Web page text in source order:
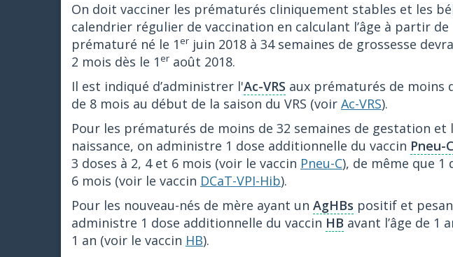
On doit vacciner les prématurés cliniquement stables et les
calendrier régulier de vaccination en calculant l’âge à partir
prématuré né le 1er juin 2018 à 34 semaines de grossesse
2 mois dès le 1er août 2018.
Il est indiqué d’administrer l'Ac-VRS aux prématurés de moins
de 8 mois au début de la saison du VRS (voir Ac-VRS).
Pour les prématurés de moins de 32 semaines de gestation et
naissance, on administre 1 dose additionnelle du vaccin Pneu-C
3 doses à 2, 4 et 6 mois (voir le vaccin Pneu-C), de même que 1
6 mois (voir le vaccin DCaT-VPI-Hib).
Pour les nouveau-nés de mère ayant un AgHBs positif et
administre 1 dose additionnelle du vaccin HB avant l’âge de 1
1 an (voir le vaccin HB).